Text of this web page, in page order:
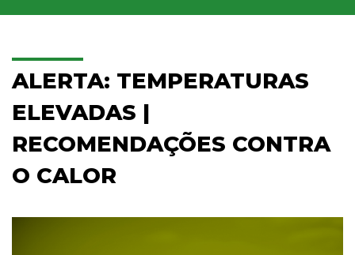
ALERTA: TEMPERATURAS
ELEVADAS |
RECOMENDAÇÕES CONTRA
O CALOR